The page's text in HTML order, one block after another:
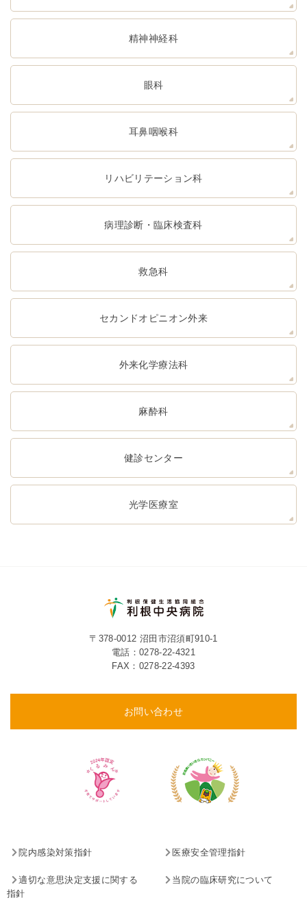
精神神経科
眼科
耳鼻咽喉科
リハビリテーション科
病理診断・臨床検査科
救急科
セカンドオピニオン外来
外来化学療法科
麻酔科
健診センター
光学医療室
〒378-0012 沼田市沼須町910-1
電話： 0278-22-4321
FAX：0278-22-4393
お問い合わせ
院内感染対策指針 医療安全管理指針
適切な意思決定支援に関する
指針
当院の臨床研究について